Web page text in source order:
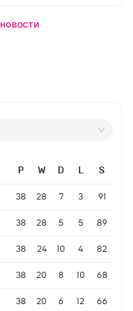
P W D L S
38 28 7 3 91
38 28 5 5 89
38 24 10 4 82
38 20 8 10 68
38 20 6 12 66